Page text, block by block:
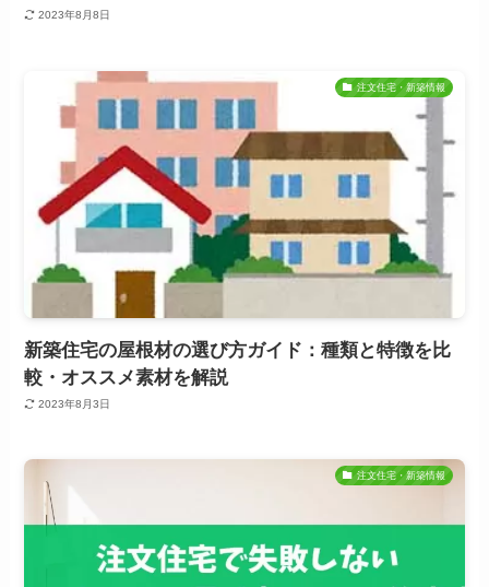
2023年8月8日
注文住宅・新築情報
新築住宅の屋根材の選び方ガイド：種類と特徴を比
較・オススメ素材を解説
2023年8月3日
注文住宅・新築情報